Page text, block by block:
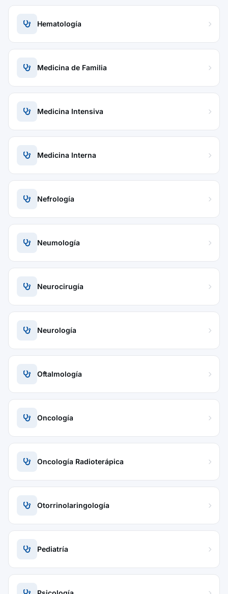
Hematología
Medicina de Familia
Medicina Intensiva
Medicina Interna
Nefrología
Neumología
Neurocirugía
Neurología
Oftalmología
Oncología
Oncología Radioterápica
Otorrinolaringología
Pediatría